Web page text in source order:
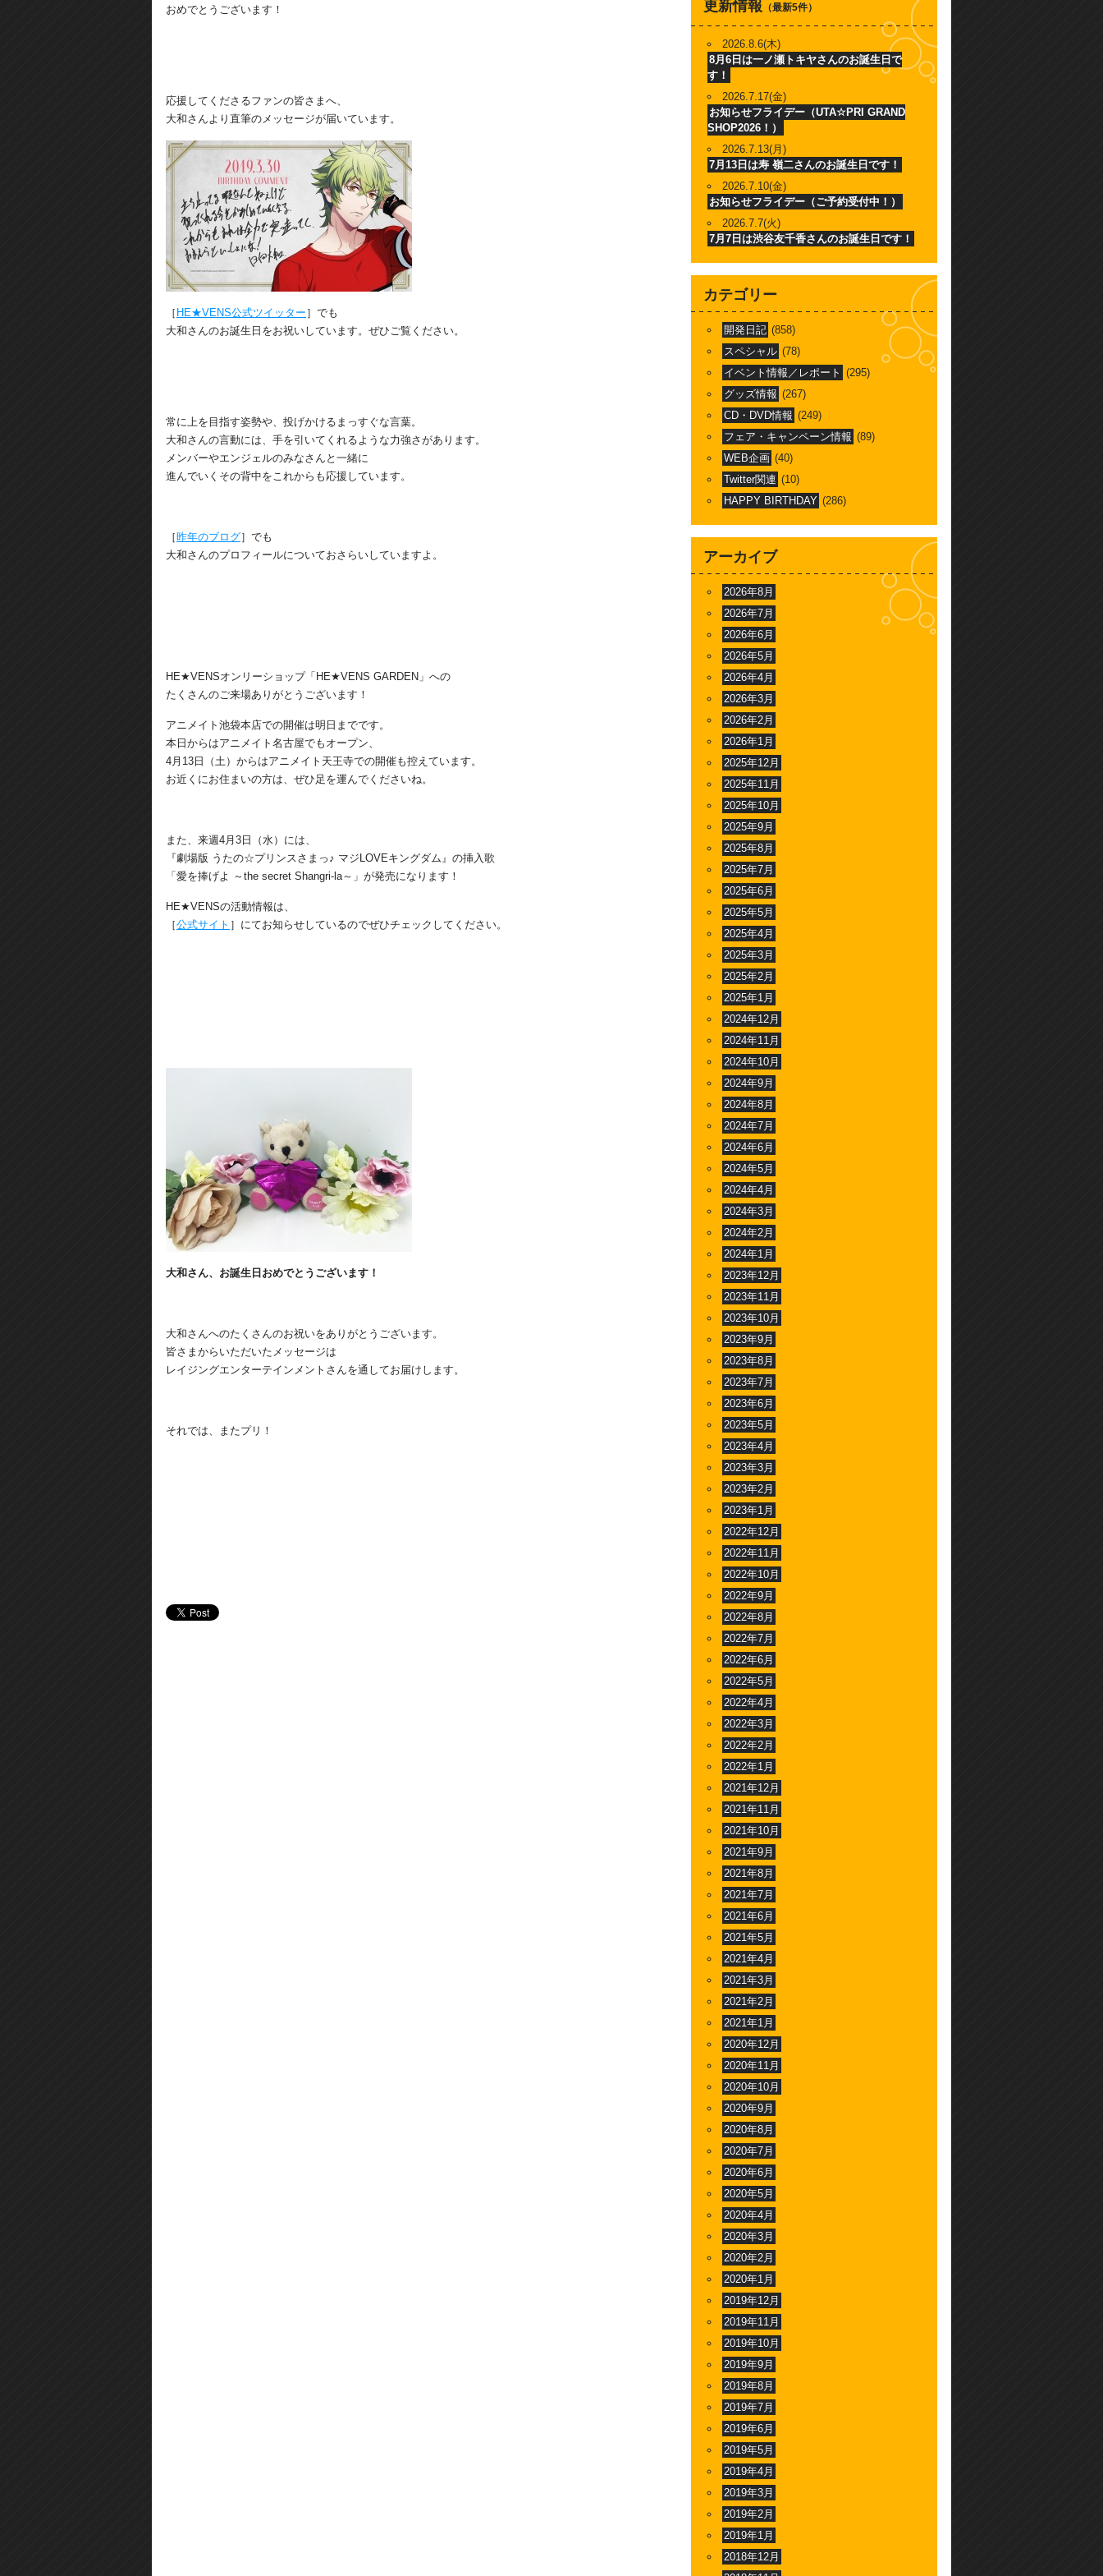
おめでとうございます！
応援してくださるファンの皆さまへ、
大和さんより直筆のメッセージが届いています。
［ HE★VENS公式ツイッター ］でも
大和さんのお誕生日をお祝いしています。ぜひご覧ください。
常に上を目指す姿勢や、投げかけるまっすぐな言葉。
大和さんの言動には、手を引いてくれるような力強さがあります。
メンバーやエンジェルのみなさんと一緒に
進んでいくその背中をこれからも応援しています。
［昨年のブログ］でも
大和さんのプロフィールについておさらいしていますよ。
HE★VENSオンリーショップ「HE★VENS GARDEN」への
たくさんのご来場ありがとうございます！
アニメイト池袋本店での開催は明日までです。
本日からはアニメイト名古屋でもオープン、
4月13日（土）からはアニメイト天王寺での開催も控えています。
お近くにお住まいの方は、ぜひ足を運んでくださいね。
また、来週4月3日（水）には、
『劇場版 うたの☆プリンスさまっ♪ マジLOVEキングダム』の挿入歌
「愛を捧げよ ～the secret Shangri-la～」が発売になります！
HE★VENSの活動情報は、
［公式サイト ］にてお知らせしているのでぜひチェックしてください。
大和さん、お誕生日おめでとうございます！
大和さんへのたくさんのお祝いをありがとうございます。
皆さまからいただいたメッセージは
レイジングエンターテインメントさんを通してお届けします。
それでは、またプリ！
更新情報 （最新5件）
2026.8.6(木)
8月6日は一ノ瀬トキヤさんのお誕生日で
す！
2026.7.17(金)
お知らせフライデー（UTA☆PRI GRAND
SHOP2026！）
2026.7.13(月)
7月13日は寿 嶺二さんのお誕生日です！
2026.7.10(金)
お知らせフライデー（ご予約受付中！）
2026.7.7(火)
7月7日は渋谷友千香さんのお誕生日です！
カテゴリー
開発日記 (858)
スペシャル (78)
イベント情報／レポート (295)
グッズ情報 (267)
CD・DVD情報 (249)
フェア・キャンペーン情報 (89)
WEB企画 (40)
Twitter関連 (10)
HAPPY BIRTHDAY (286)
アーカイブ
2026年8月
2026年7月
2026年6月
2026年5月
2026年4月
2026年3月
2026年2月
2026年1月
2025年12月
2025年11月
2025年10月
2025年9月
2025年8月
2025年7月
2025年6月
2025年5月
2025年4月
2025年3月
2025年2月
2025年1月
2024年12月
2024年11月
2024年10月
2024年9月
2024年8月
2024年7月
2024年6月
2024年5月
2024年4月
2024年3月
2024年2月
2024年1月
2023年12月
2023年11月
2023年10月
2023年9月
2023年8月
2023年7月
2023年6月
2023年5月
2023年4月
2023年3月
2023年2月
2023年1月
2022年12月
2022年11月
2022年10月
2022年9月
2022年8月
2022年7月
2022年6月
2022年5月
2022年4月
2022年3月
2022年2月
2022年1月
2021年12月
2021年11月
2021年10月
2021年9月
2021年8月
2021年7月
2021年6月
2021年5月
2021年4月
2021年3月
2021年2月
2021年1月
2020年12月
2020年11月
2020年10月
2020年9月
2020年8月
2020年7月
2020年6月
2020年5月
2020年4月
2020年3月
2020年2月
2020年1月
2019年12月
2019年11月
2019年10月
2019年9月
2019年8月
2019年7月
2019年6月
2019年5月
2019年4月
2019年3月
2019年2月
2019年1月
2018年12月